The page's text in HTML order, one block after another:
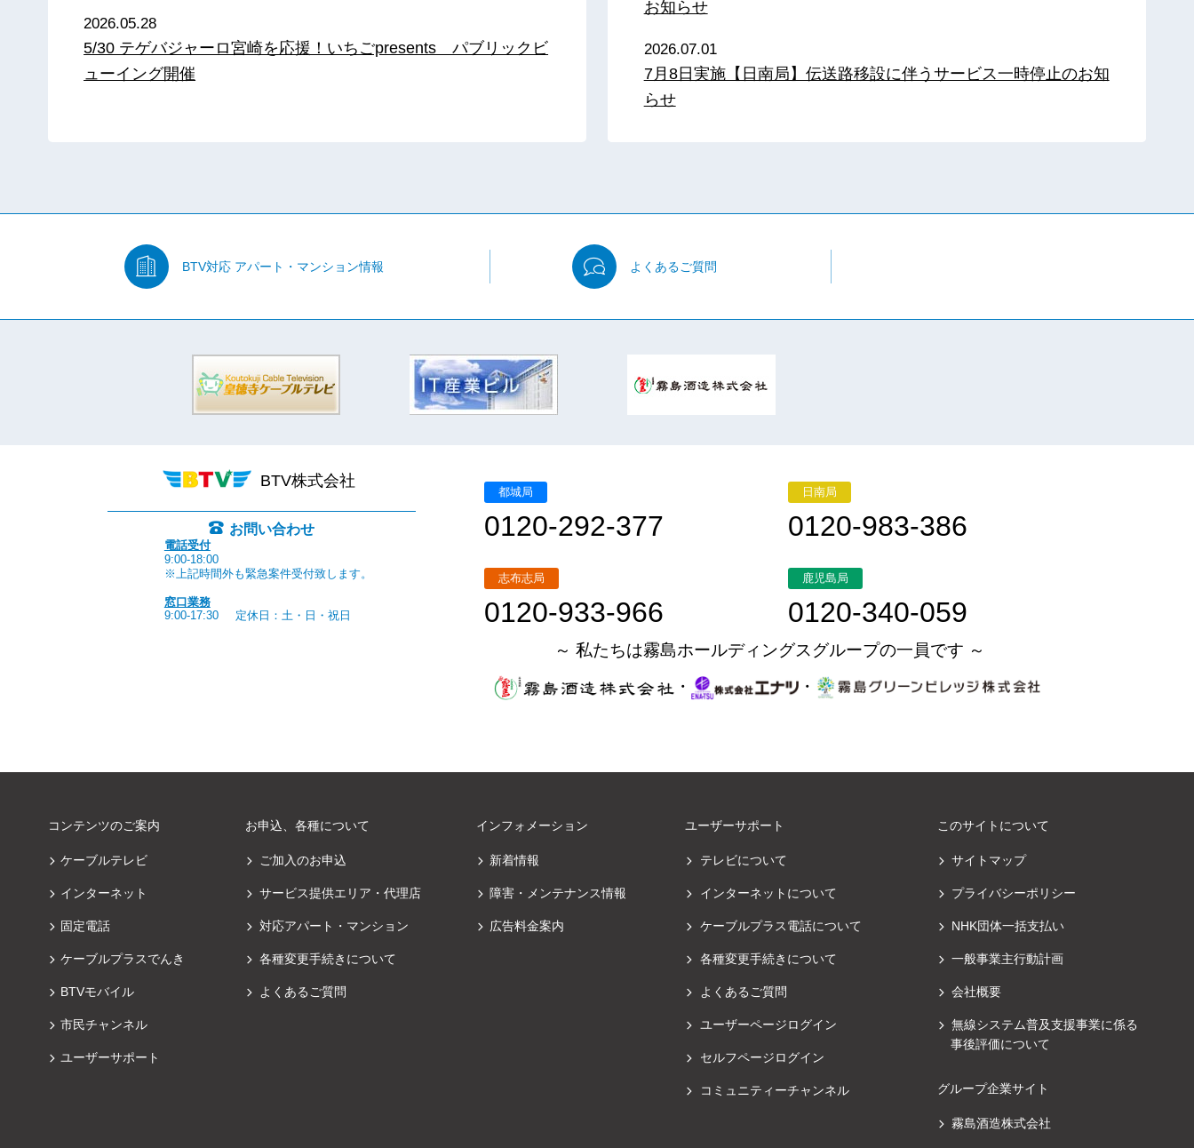
2026.05.28
5/30 テゲバジャーロ宮崎を応援！いちごpresents パブリックビ
ューイング開催
お知らせ
2026.07.01
7月8日実施【日南局】伝送路移設に伴うサービス一時停止のお知
らせ
BTV対応 アパート・マンション情報 よくあるご質問
BTV株式会社
お問い合わせ
電話受付
9:00-18:00
※上記時間外も緊急案件受付致します。
窓口業務
9:00-17:30
定休日：土・日・祝日
都城局
0120-292-377
日南局
0120-983-386
志布志局
0120-933-966
鹿児島局
0120-340-059
～ 私たちは霧島ホールディングスグループの一員です ～
・
・
コンテンツのご案内
ケーブルテレビ
インターネット
固定電話
ケーブルプラスでんき
BTVモバイル
市民チャンネル
ユーザーサポート
お申込、各種について
ご加入のお申込
サービス提供エリア・代理店
対応アパート・マンション
各種変更手続きについて
よくあるご質問
インフォメーション
新着情報
障害・メンテナンス情報
広告料金案内
ユーザーサポート
テレビについて
インターネットについて
ケーブルプラス電話について
各種変更手続きについて
よくあるご質問
ユーザーページログイン
セルフページログイン
コミュニティーチャンネル
このサイトについて
サイトマップ
プライバシーポリシー
NHK団体一括支払い
一般事業主行動計画
会社概要
無線システム普及支援事業に係る
事後評価について
グループ企業サイト
霧島酒造株式会社